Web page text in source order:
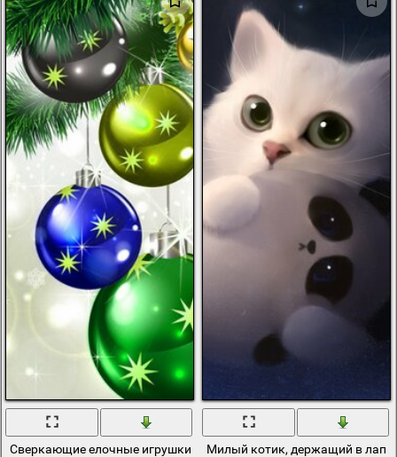
Сверкающие елочные игрушки на веткеМилый котик, держащий в